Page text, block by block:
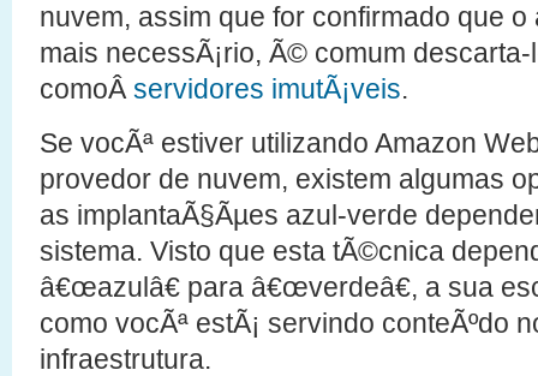
nuvem, assim que for confirmado que
mais necessÃ¡rio, Ã© comum
comoÂ servidores imutÃ¡veis.
Se vocÃª estiver utilizando Amazon
provedor de nuvem, existem algumas
as implantaÃ§Ãµes azul-verde
sistema. Visto que esta tÃ©cnica
â€œazulâ€ para â€œverdeâ€, a sua
como vocÃª estÃ¡ servindo conteÃºdo
infraestrutura.